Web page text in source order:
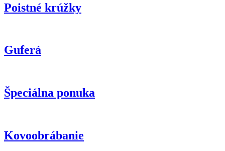
Poistné krúžky
Guferá
Špeciálna ponuka
Kovoobrábanie